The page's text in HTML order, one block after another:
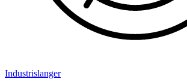
Industrislanger